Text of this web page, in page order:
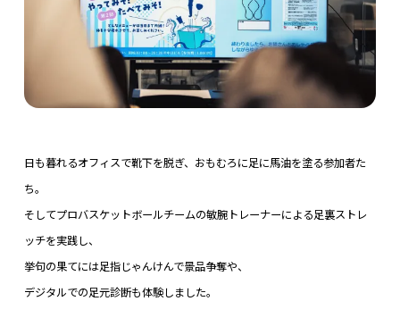
日も暮れるオフィスで靴下を脱ぎ、おもむろに足に馬油を塗る参加者た
ち。
そしてプロバスケットボールチームの敏腕トレーナーによる足裏ストレ
ッチを実践し、
挙句の果てには足指じゃんけんで景品争奪や、
デジタルでの足元診断も体験しました。